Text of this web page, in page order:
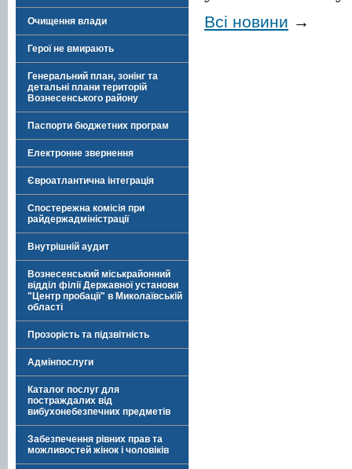
Очищення влади
Герої не вмирають
Генеральний план, зонінг та
детальні плани територій
Вознесенського району
Паспорти бюджетних програм
Електронне звернення
Євроатлантична інтеграція
Спостережна комісія при
райдержадміністрації
Внутрішній аудит
Вознесенський міськрайонний
відділ філії Державної установи
"Центр пробації" в Миколаївській
області
Прозорість та підзвітність
Адмінпослуги
Каталог послуг для
постраждалих від
вибухонебезпечних предметів
Забезпечення рівних прав та
можливостей жінок і чоловіків
Всі новини →